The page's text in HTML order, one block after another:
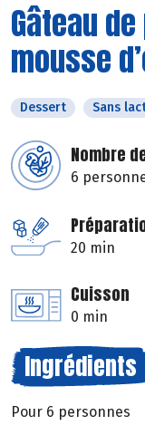
Gâteau
mousse
Dessert Sans
Nombre
6
20 min
Cuisson
0 min
Ingrédients
Pour 6 personnes